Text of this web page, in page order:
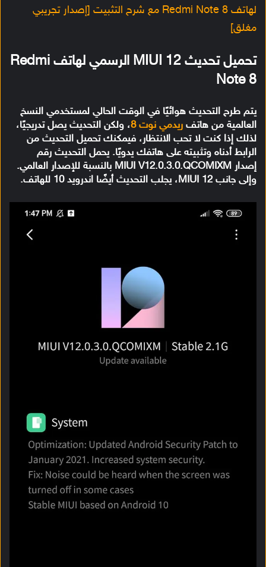
لهاتف Redmi Note 8 مع شرح التثبيت [إصدار تجريبي
مغلق]
تحميل تحديث MIUI 12 الرسمي لهاتف Redmi
Note 8
يتم طرح التحديث هوائيًا في الوقت الحالي لمستخدمي النسخ
العالمية من هاتف ريدمي نوت 8 ، ولكن التحديث يصل تدريجيًا،
لذلك إذا كنت لا تحب الانتظار، فيمكنك تحميل التحديث من
الرابط أدناه وتثبيته على هاتفك يدويًا. يحمل التحديث رقم
إصدار MIUI V12.0.3.0.QCOMIXM بالنسبة للإصدار العالمي.
وإلى جانب MIUI 12، يجلب التحديث أيضًا اندرويد 10 للهاتف.